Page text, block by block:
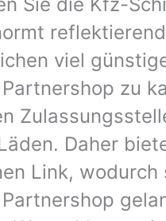
viel
zu
Daher
Link, wodurch